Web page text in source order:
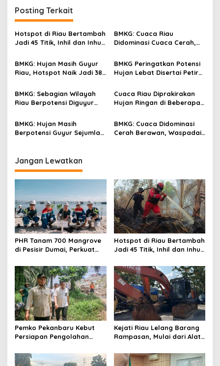
g
a
s
i
p
o
s
Posting Terkait
Hotspot di Riau Bertambah
Jadi 45 Titik, Inhil dan Inhu
BMKG: Cuaca Riau
Didominasi Cuaca Cerah,
BMKG: Hujan Masih Guyur
Riau, Hotspot Naik Jadi 38
BMKG Peringatkan Potensi
Hujan Lebat Disertai Petir
BMKG: Sebagian Wilayah
Riau Berpotensi Diguyur
27 Titik
Cuaca Riau Diprakirakan
Hujan Ringan di Beberapa
Empat Titik Panas
BMKG: Hujan Masih
Berpotensi Guyur Sejumlah
BMKG: Cuaca Didominasi
Cerah Berawan, Waspadai
Jangan Lewatkan
PHR Tanam 700 Mangrove
di Pesisir Dumai, Perkuat
Perubahan Iklim
Hotspot di Riau Bertambah
Jadi 45 Titik, Inhil dan Inhu
Pemko Pekanbaru Kebut
Persiapan Pengolahan
TPA Muara Fajar II
Kejati Riau Lelang Barang
Rampasan, Mulai dari Alat